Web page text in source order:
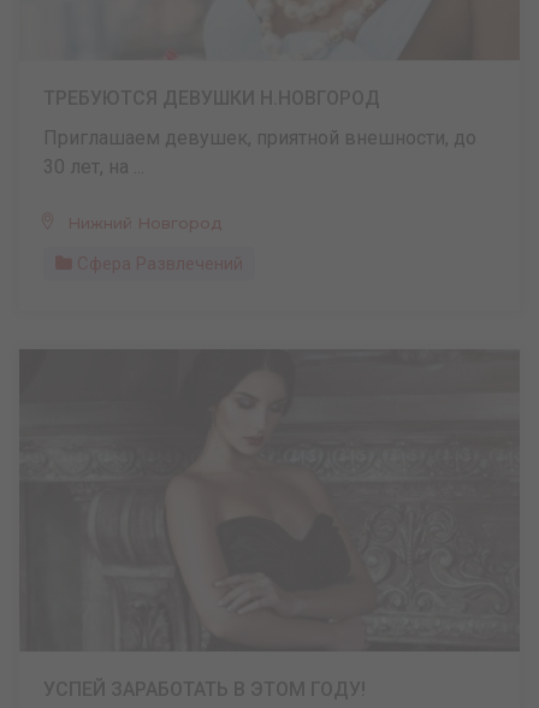
Приглашаем девушек, приятной внешности, до
30 лет, на ...
Нижний Новгород
Сфера Развлечений